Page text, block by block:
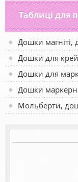
Таблиці для
Дошки магніті,
Дошки для
Дошки для
Дошки
Мольберти,